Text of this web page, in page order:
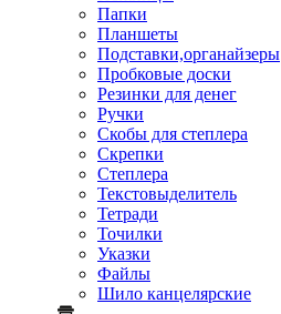
Папки
Планшеты
Подставки,органайзеры
Пробковые доски
Резинки для денег
Ручки
Скобы для степлера
Скрепки
Степлера
Текстовыделитель
Тетради
Точилки
Указки
Файлы
Шило канцелярские